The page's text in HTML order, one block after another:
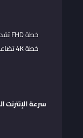
خطة FHD تقدم دقة 1080p مثالية للشاشات المتوسطة وتوفر صورة واضحة جدًا.
خطة 4K تضاعف التفاصيل أربع مرات، ما يجعلها مثالية للشاشات الكبيرة ولمحبي التفاصيل الدقيقة أثناء المباريات والأفلام.
سرعة الإنترنت